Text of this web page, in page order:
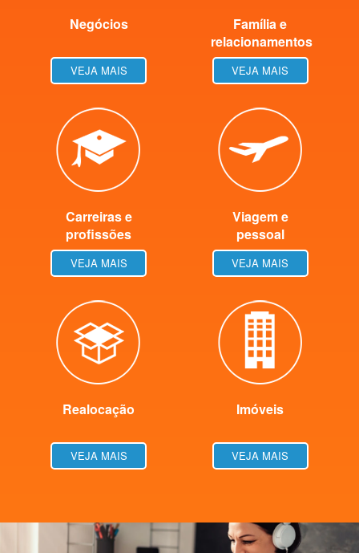
Negócios
VEJA MAIS
Família e
relacionamentos
VEJA MAIS
Carreiras e
profissões
VEJA MAIS
Viagem e
pessoal
VEJA MAIS
Realocação
VEJA MAIS
Imóveis
VEJA MAIS